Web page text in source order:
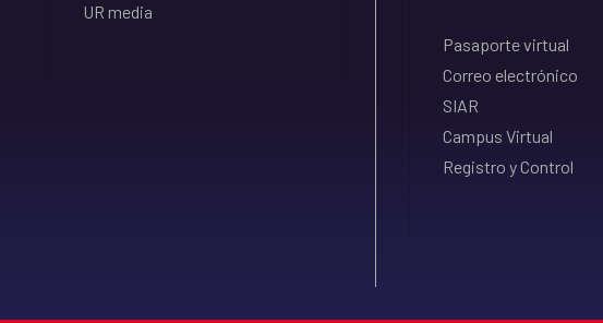
UR media
Pasaporte virtual
Correo electrónico
SIAR
Campus Virtual
Registro y Control